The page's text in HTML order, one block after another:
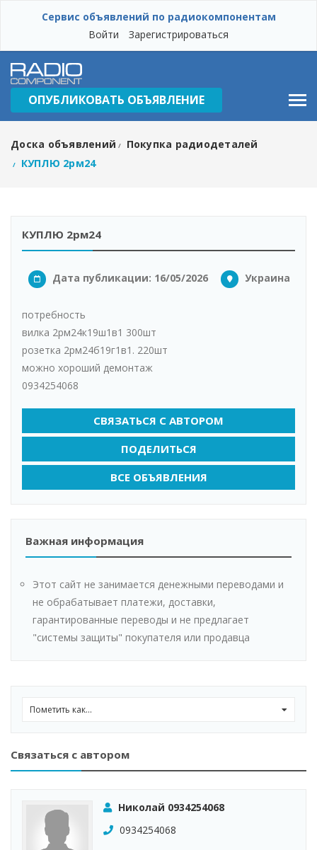
Сервис объявлений по радиокомпонентам
Войти
Зарегистрироваться
ОПУБЛИКОВАТЬ ОБЪЯВЛЕНИЕ
Доска объявлений / Покупка радиодеталей
/ КУПЛЮ 2рм24
КУПЛЮ 2рм24
Дата публикации: 16/05/2026 Украина
потребность
вилка 2рм24к19ш1в1 300шт
розетка 2рм24б19г1в1. 220шт
можно хороший демонтаж
0934254068
СВЯЗАТЬСЯ С АВТОРОМ
ПОДЕЛИТЬСЯ
ВСЕ ОБЪЯВЛЕНИЯ
Важная информация
Этот сайт не занимается денежными переводами и
не обрабатывает платежи, доставки,
гарантированные переводы и не предлагает
"системы защиты" покупателя или продавца
Пометить как...
Связаться с автором
Николай 0934254068
0934254068